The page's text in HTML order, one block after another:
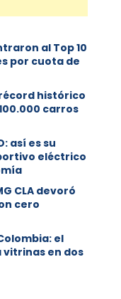
al Top 10
por cuota de
histórico
carros
así es su
eléctrico
CLA devoró
cero
el
en dos